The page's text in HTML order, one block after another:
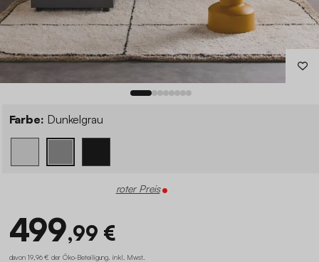
Farbe: Dunkelgrau
roter Preis
499,99 €
davon 19,96 € der Öko-Beteiligung inkl. Mwst.